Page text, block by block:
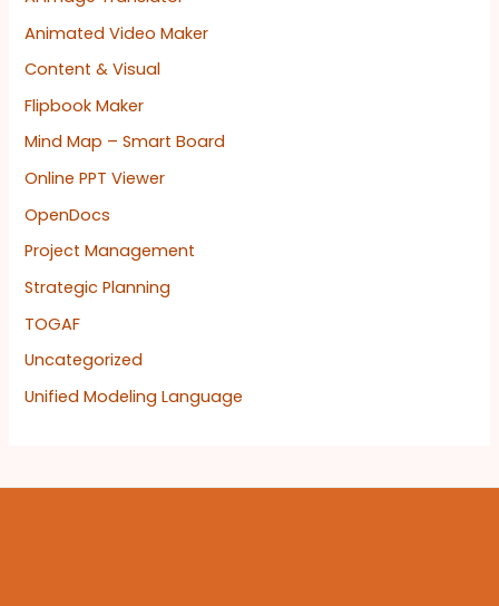
Animated Video Maker
Content & Visual
Flipbook Maker
Mind Map – Smart Board
Online PPT Viewer
OpenDocs
Project Management
Strategic Planning
TOGAF
Uncategorized
Unified Modeling Language